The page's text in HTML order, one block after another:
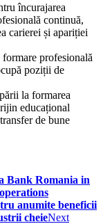
încurajarea
continuă,
carierei și apariției
profesională
poziții de
la formarea
educațional
de bune
Bank Romania in
anumite beneficii
cheieNext